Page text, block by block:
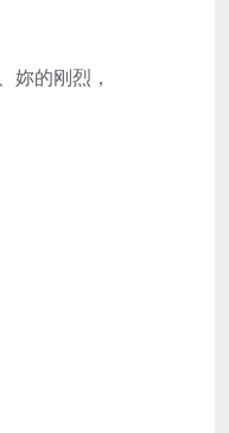
妳的刚烈，